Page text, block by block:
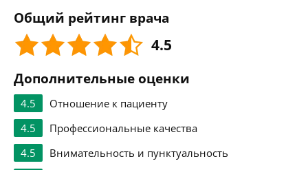
Общий рейтинг врача
4.5
Дополнительные оценки
4.5
Отношение к пациенту
4.5
Профессиональные качества
4.5
Внимательность и пунктуальность